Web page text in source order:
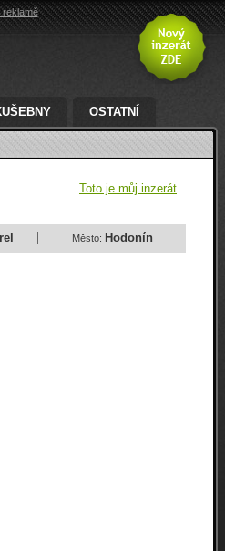
reklamě
OSTATNÍ
Toto je můj inzerát
Město: Hodonín